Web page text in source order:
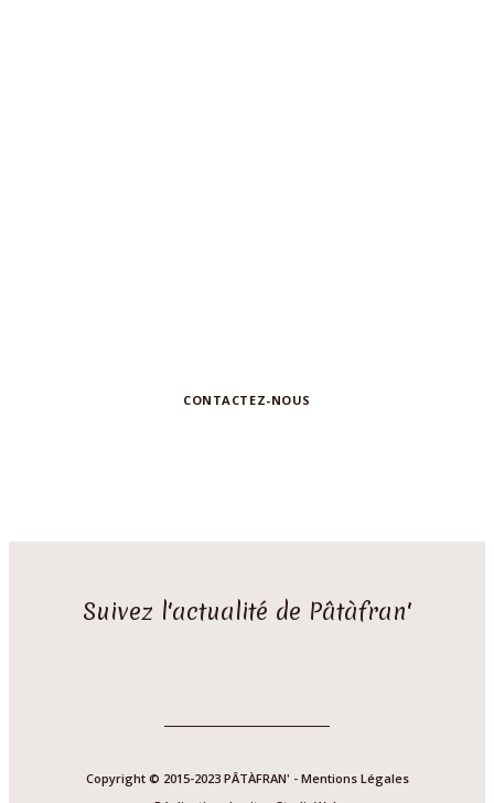
CONTACTEZ-NOUS
Suivez l'actualité de Pâtàfran'
Copyright © 2015-2023 PÂTÀFRAN' - Mentions Légales